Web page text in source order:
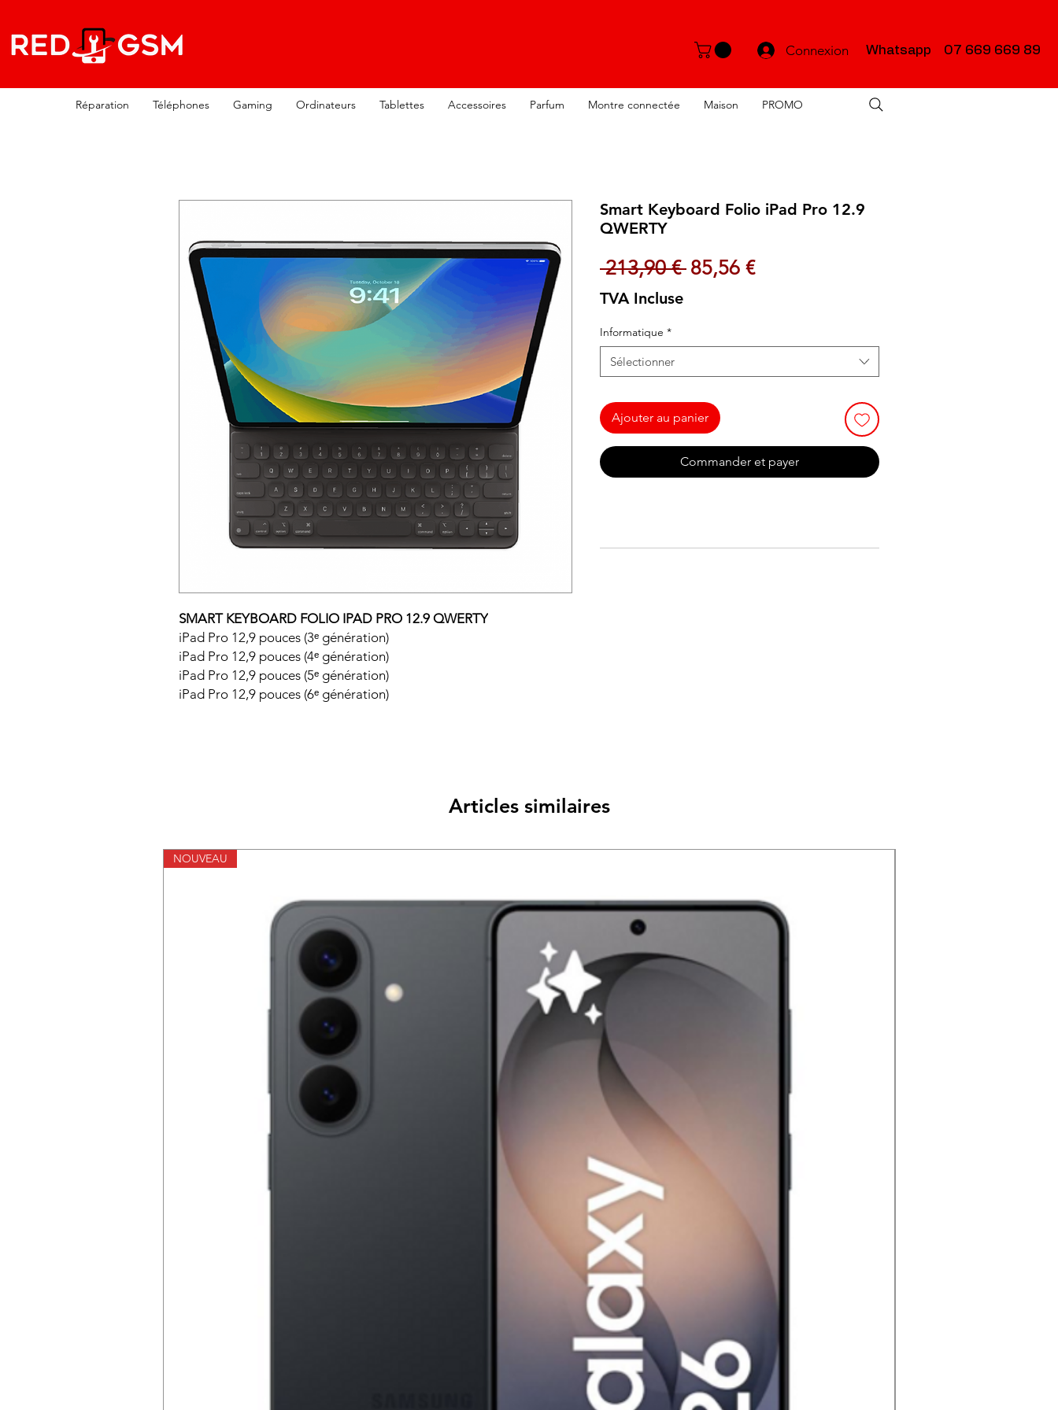
Connexion Whatsapp 07 669 669 89
Réparation Téléphones Gaming Ordinateurs Tablettes Accessoires Parfum Montre connectée Maison PROMO
SMART KEYBOARD FOLIO IPAD PRO 12.9 QWERTY
iPad Pro 12,9 pouces (3ᵉ génération)
iPad Pro 12,9 pouces (4ᵉ génération)
iPad Pro 12,9 pouces (5ᵉ génération)
iPad Pro 12,9 pouces (6ᵉ génération)
Smart Keyboard Folio iPad Pro 12.9
QWERTY
213,90 € Prix original
85,56 €Prix promotionnel
TVA Incluse
Informatique *
Sélectionner
Ajouter au panier
Commander et payer
Articles similaires
NOUVEAU